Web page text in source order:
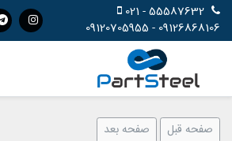
09126868106 - 09120705955
صفحه قبل صفحه بعد